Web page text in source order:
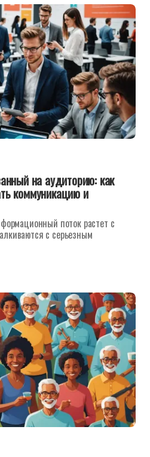
на аудиторию: как
коммуникацию и
поток растет с
с серьезным